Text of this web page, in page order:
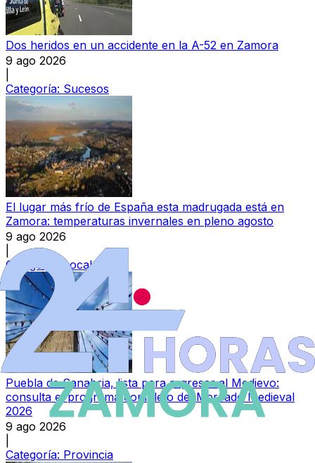
Dos heridos en un accidente en la A-52 en Zamora
9 ago 2026
Categoría: Sucesos
El lugar más frío de España esta madrugada está en
Zamora: temperaturas invernales en pleno agosto
9 ago 2026
Categoría:
Local
Puebla de Sanabria, lista para regresar al Medievo:
consulta el programa completo del Mercado Medieval
2026
9 ago 2026
Categoría: Provincia